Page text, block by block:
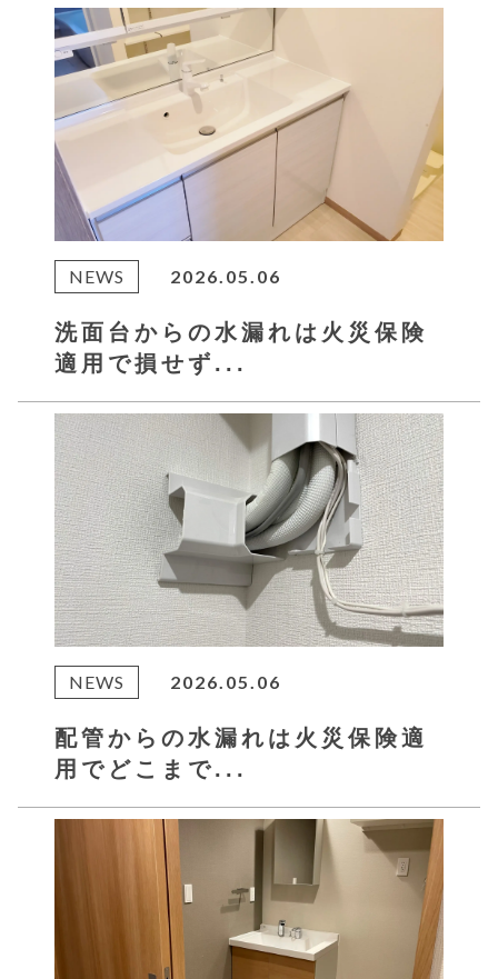
NEWS 2026.05.06
洗面台からの水漏れは火災保険
適用で損せず...
NEWS 2026.05.06
配管からの水漏れは火災保険適
用でどこまで...